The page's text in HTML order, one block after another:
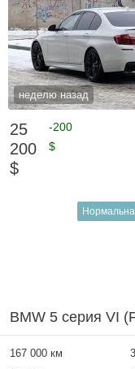
неделю назад
25
200
$
-200
$
BMW 5 серия VI
167 000 км